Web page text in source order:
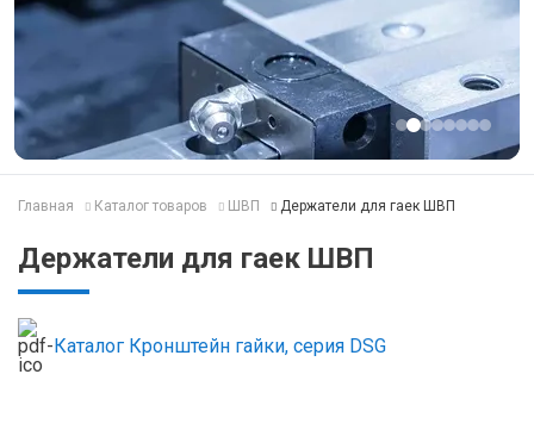
Главная Каталог товаров ШВП Держатели для гаек ШВП
Держатели для гаек ШВП
Каталог Кронштейн гайки, серия DSG